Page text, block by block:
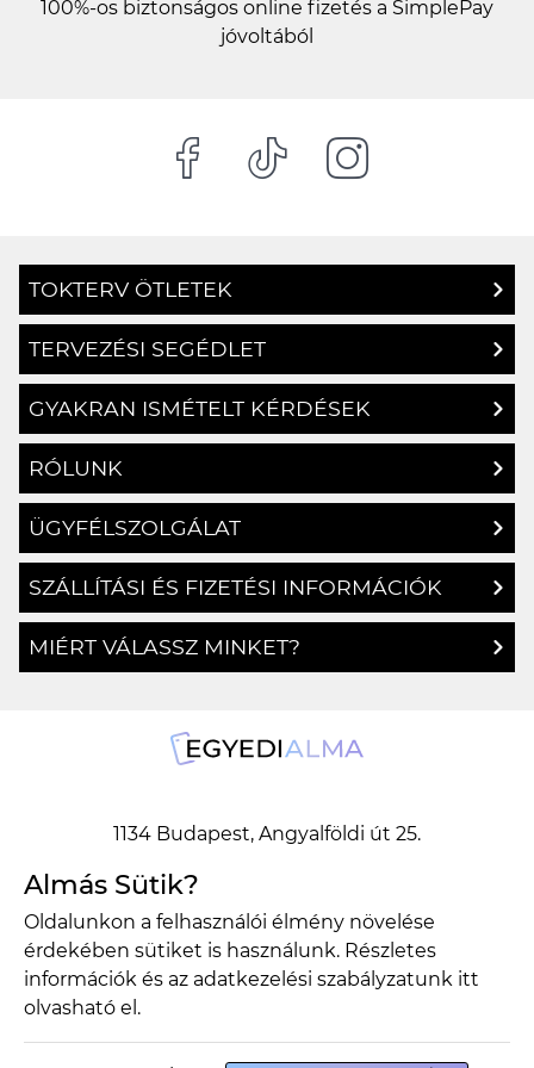
100%-os biztonságos online fizetés a SimplePay
jóvoltából
TOKTERV ÖTLETEK
TERVEZÉSI SEGÉDLET
GYAKRAN ISMÉTELT KÉRDÉSEK
RÓLUNK
ÜGYFÉLSZOLGÁLAT
SZÁLLÍTÁSI ÉS FIZETÉSI INFORMÁCIÓK
MIÉRT VÁLASSZ MINKET?
1134 Budapest, Angyalföldi út 25.
info@egyedialma.hu
1134 Budapest, Angyalföldi út 25.
info@egyedialma.hu
Almás Sütik?
Oldalunkon a felhasználói élmény növelése
érdekében sütiket is használunk. Részletes
információk és az adatkezelési szabályzatunk itt
olvasható el.